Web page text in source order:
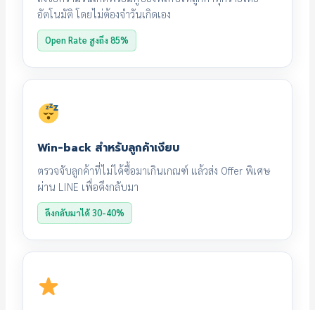
อัตโนมัติ โดยไม่ต้องจำวันเกิดเอง
Open Rate สูงถึง 85%
Win-back สำหรับลูกค้าเงียบ
ตรวจจับลูกค้าที่ไม่ได้ซื้อมาเกินเกณฑ์ แล้วส่ง Offer พิเศษ
ผ่าน LINE เพื่อดึงกลับมา
ดึงกลับมาได้ 30-40%